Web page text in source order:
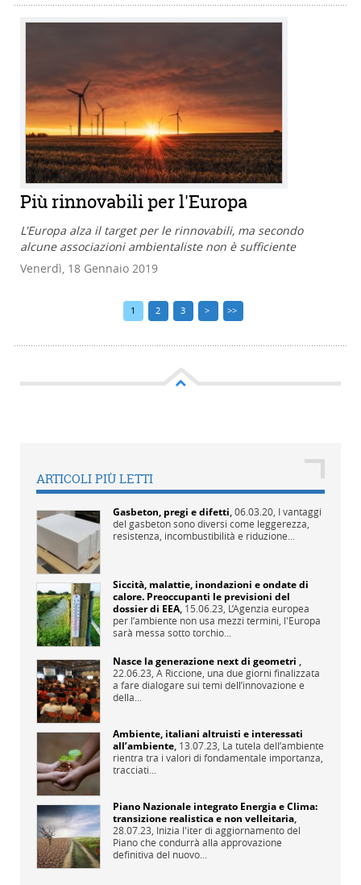
Più rinnovabili per l'Europa
L'Europa alza il target per le rinnovabili, ma secondo
alcune associazioni ambientaliste non è sufficiente
Venerdì, 18 Gennaio 2019
1 2 3 > >>
ARTICOLI PIÙ LETTI
Gasbeton, pregi e difetti,06.03.20, I vantaggi
del gasbeton sono diversi come leggerezza,
resistenza, incombustibilità e riduzione...
Siccità, malattie, inondazioni e ondate di
calore. Preoccupanti le previsioni del
dossier di EEA, 15.06.23, L’Agenzia europea
per l’ambiente non usa mezzi termini, l'Europa
sarà messa sotto torchio...
Nasce la generazione next di geometri ,
22.06.23, A Riccione, una due giorni finalizzata
a fare dialogare sui temi dell’innovazione e
della...
Ambiente, italiani altruisti e interessati
all’ambiente, 13.07.23, La tutela dell’ambiente
rientra tra i valori di fondamentale importanza,
tracciati...
Piano Nazionale integrato Energia e Clima:
transizione realistica e non velleitaria,
28.07.23, Inizia l'iter di aggiornamento del
Piano che condurrà alla approvazione
definitiva del nuovo...